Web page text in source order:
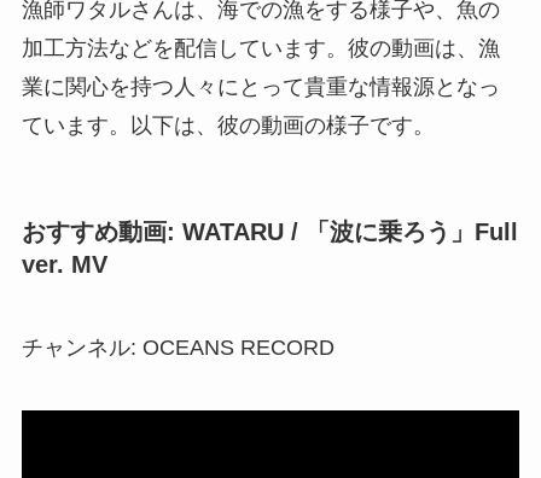
漁師ワタルさんは、海での漁をする様子や、魚の
加工方法などを配信しています。彼の動画は、漁
業に関心を持つ人々にとって貴重な情報源となっ
ています。以下は、彼の動画の様子です。
おすすめ動画: WATARU / 「波に乗ろう」Full
ver. MV
チャンネル: OCEANS RECORD